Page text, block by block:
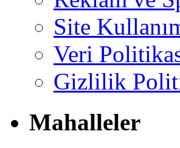
Site
Veri
Gizlilik
Mahalleler